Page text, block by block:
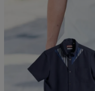
再入荷商品
アウトレット
サイズから探す